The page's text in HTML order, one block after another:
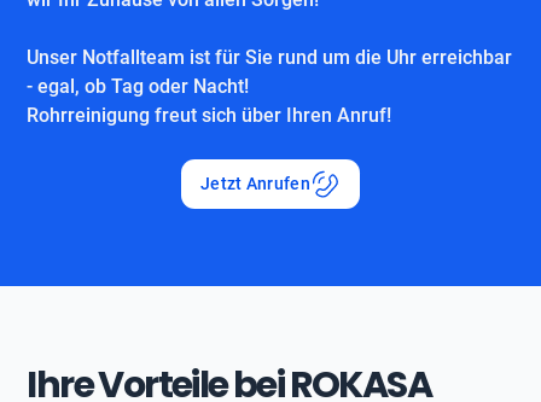
Unser Notfallteam ist für Sie rund um die Uhr erreichbar
- egal, ob Tag oder Nacht!
Rohrreinigung freut sich über Ihren Anruf!
Jetzt Anrufen
Ihre Vorteile bei ROKASA